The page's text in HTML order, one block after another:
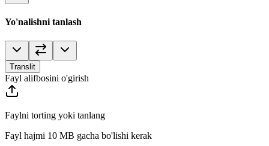
Yo'nalishni tanlash
Translit
Fayl alifbosini o'girish
Faylni torting yoki tanlang
Fayl hajmi 10 MB gacha bo'lishi kerak